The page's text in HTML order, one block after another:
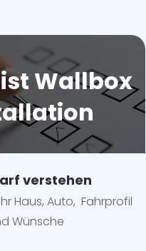
Wallbox
verstehen
Haus, Auto, Fahrprofil
Wünsche